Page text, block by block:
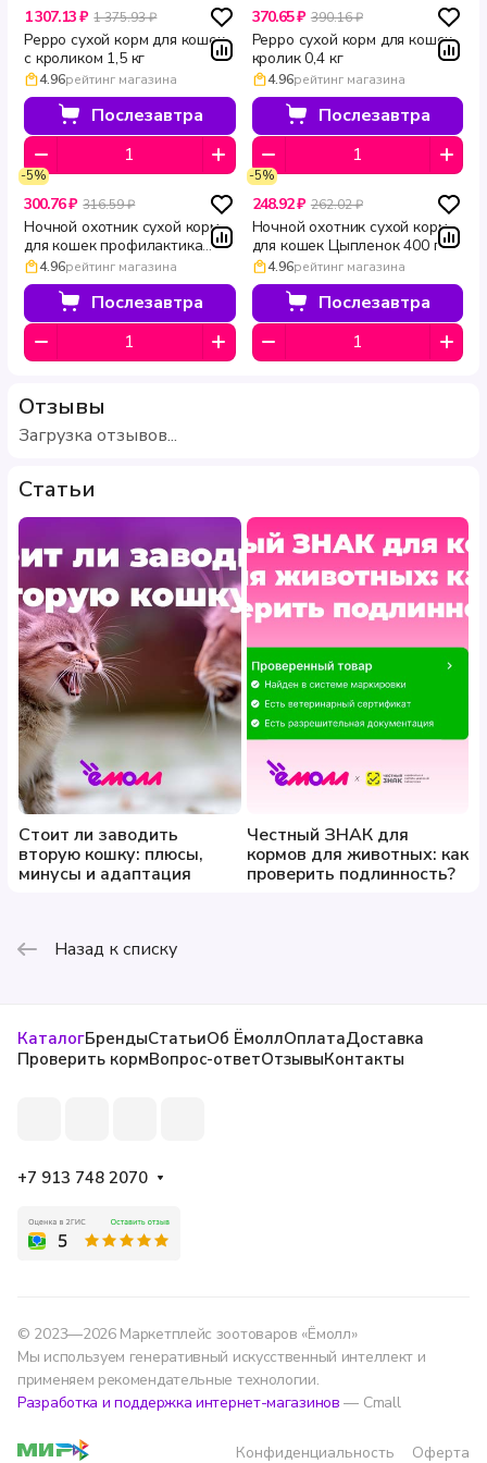
1 307.13 ₽ 1 375.93 ₽
Peppo сухой корм для кошек
с кроликом 1,5 кг
4.96рейтинг магазина
Послезавтра
370.65 ₽ 390.16 ₽
Peppo сухой корм для кошек
кролик 0,4 кг
4.96рейтинг магазина
Послезавтра
-5%
300.76 ₽ 316.59 ₽
Ночной охотник сухой корм
для кошек профилактика
мочекаменной болезни 400 г
4.96рейтинг магазина
Послезавтра
-5%
248.92 ₽ 262.02 ₽
Ночной охотник сухой корм
для кошек Цыпленок 400 г
4.96рейтинг магазина
Послезавтра
Отзывы
Загрузка отзывов...
Статьи
Стоит ли заводить
вторую кошку: плюсы,
минусы и адаптация
Честный ЗНАК для
кормов для животных: как
проверить подлинность?
Назад к списку
КаталогБрендыСтатьиОб ЁмоллОплатаДоставка
Проверить кормВопрос-ответОтзывыКонтакты
+7 913 748 2070
© 2023—2026 Маркетплейс зоотоваров «Ёмолл»
Мы используем генеративный искусственный интеллект и
применяем рекомендательные технологии.
Разработка и поддержка интернет-магазинов — Cmall
Конфиденциальность Оферта